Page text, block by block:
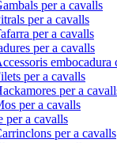
per a cavalls
per a cavalls
per a cavalls
per a cavalls
embocadura
per a cavalls
per a
per a cavalls
per a cavalls
per a cavalls